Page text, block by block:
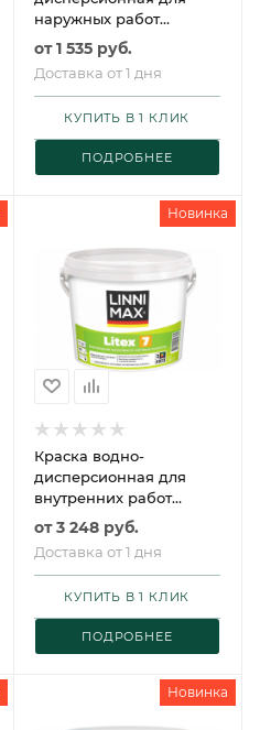
наружных работ
LINNIMAX Acryl Optima
Fassade / ЛИННИМАКС
Оптима Фасад
от1 535 руб.
Доставка от 1 дня
ПОДРОБНЕЕ
КУПИТЬ В 1 КЛИК
Новинка
Краска водно-
дисперсионная для
внутренних работ
LINNIMAX Litex 7 /
ЛИННИМАКС Литекс 7
от3 248 руб.
Доставка от 1 дня
ПОДРОБНЕЕ
КУПИТЬ В 1 КЛИК
Новинка